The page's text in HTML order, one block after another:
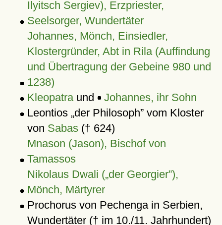
Ilyitsch Sergiev), Erzpriester,
Seelsorger, Wundertäter
Johannes, Mönch, Einsiedler,
Klostergründer, Abt in Rila (Auffindung
und Übertragung der Gebeine 980 und
1238)
Kleopatraund
Johannes, ihr Sohn
Leontios der Philosoph vom Kloster
von Sabas(† 624)
Mnason (Jason), Bischof von
Tamassos
Nikolaus Dwali („der Georgier”),
Mönch, Märtyrer
Prochorus von Pechenga in Serbien,
Wundertäter († im 10./11. Jahrhundert)